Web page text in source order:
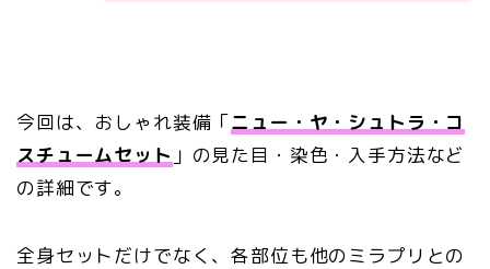
今回は、おしゃれ装備「ニュー・ヤ・シュトラ・コ
スチュームセット 」の見た目・染色・入手方法など
の詳細です。
全身セットだけでなく、各部位も他のミラプリとの